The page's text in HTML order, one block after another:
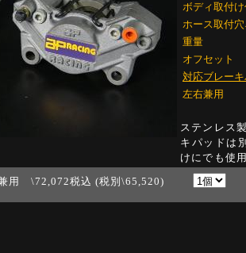
ボディ取付
ホース取付
重量
オフセット
対応ブレー
左右兼用
ステンレス
キパッドは
けにでも使
用 \72,072税込 (税別\65,520)